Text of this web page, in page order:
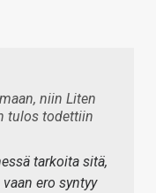
niin Liten
tulos todettiin
tarkoita sitä,
ero syntyy